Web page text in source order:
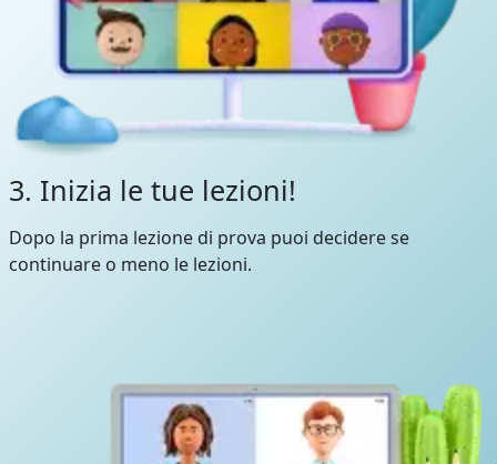
3. Inizia le tue lezioni!
Dopo la prima lezione di prova puoi decidere se
continuare o meno le lezioni.